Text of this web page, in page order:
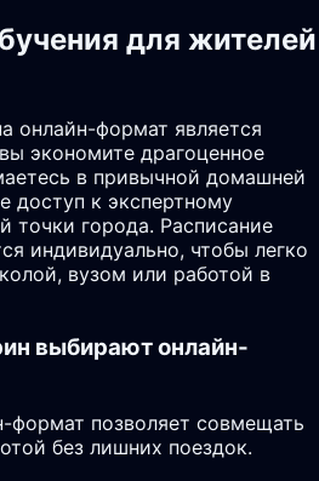
для жителей
онлайн-формат является
экономите драгоценное
в привычной домашней
доступ к экспертному
точки города. Расписание
индивидуально, чтобы легко
вузом или работой в
выбирают онлайн-
позволяет совмещать
без лишних поездок.